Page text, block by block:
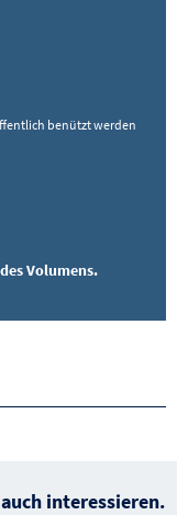
benützt werden
Volumens.
interessieren.